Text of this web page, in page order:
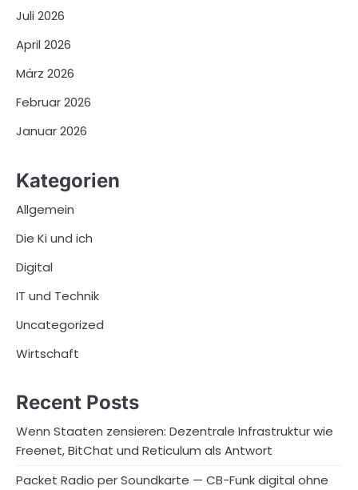
Juli 2026
April 2026
März 2026
Februar 2026
Januar 2026
Kategorien
Allgemein
Die Ki und ich
Digital
IT und Technik
Uncategorized
Wirtschaft
Recent Posts
Wenn Staaten zensieren: Dezentrale Infrastruktur wie
Freenet, BitChat und Reticulum als Antwort
Packet Radio per Soundkarte — CB-Funk digital ohne